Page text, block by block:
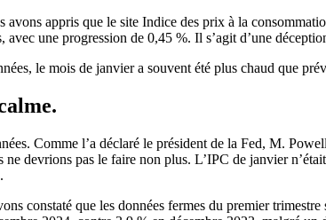
avons appris que le site Indice des prix à la
avec une progression de 0,45 %. Il s’agit d’une
le mois de janvier a souvent été plus chaud que
Comme l’a déclaré le président de la Fed, M.
ne devrions pas le faire non plus. L’IPC de janvier
constaté que les données fermes du premier